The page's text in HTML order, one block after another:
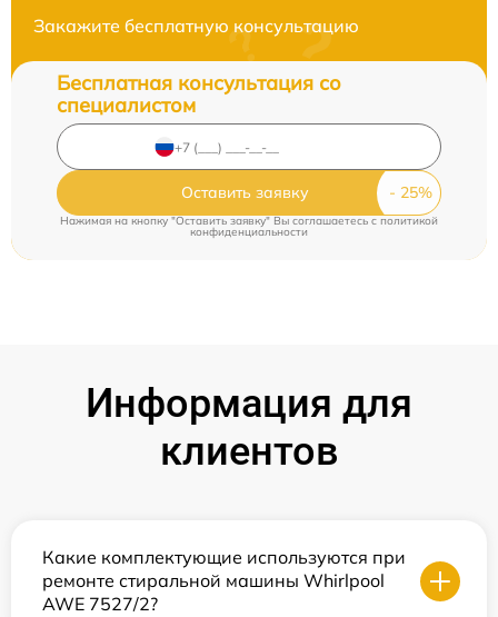
Закажите бесплатную консультацию
Бесплатная консультация со
специалистом
Оставить заявку
Нажимая на кнопку "Оставить заявку" Вы соглашаетесь c политикой
конфиденциальности
Информация для
клиентов
Какие комплектующие используются при
ремонте стиральной машины Whirlpool
AWE 7527/2?